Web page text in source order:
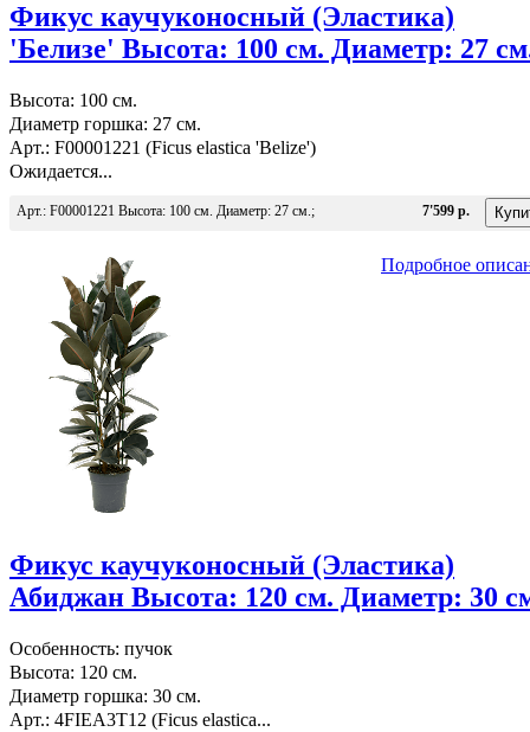
Фикус каучуконосный (Эластика)
'Белизе' Высота: 100 см. Диаметр: 27
Высота: 100 см.
Диаметр горшка: 27 см.
Арт.: F00001221 (Ficus elastica 'Belize')
Ожидается...
Арт.: F00001221 Высота: 100 см. Диаметр: 27 см.; 7'599 р.
Подробное
Фикус каучуконосный (Эластика)
Абиджан Высота: 120 см. Диаметр: 30
Особенность: пучок
Высота: 120 см.
Диаметр горшка: 30 см.
Арт.: 4FIEA3T12 (Ficus elastica...